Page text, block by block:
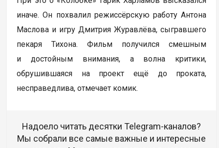
иначе. Он похвалил режиссёрскую работу Антона
Маслова и игру Дмитрия Журавлёва, сыгравшего
пекаря Тихона. Фильм получился смешным
и достойным внимания, а волна критики,
обрушившаяся на проект ещё до проката,
несправедлива, отмечает комик.
Надоело читать десятки Telegram-каналов?
Мы собрали все самые важные и интересные